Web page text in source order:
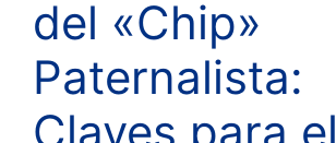
del «Chip»
Paternalista:
Claves para el